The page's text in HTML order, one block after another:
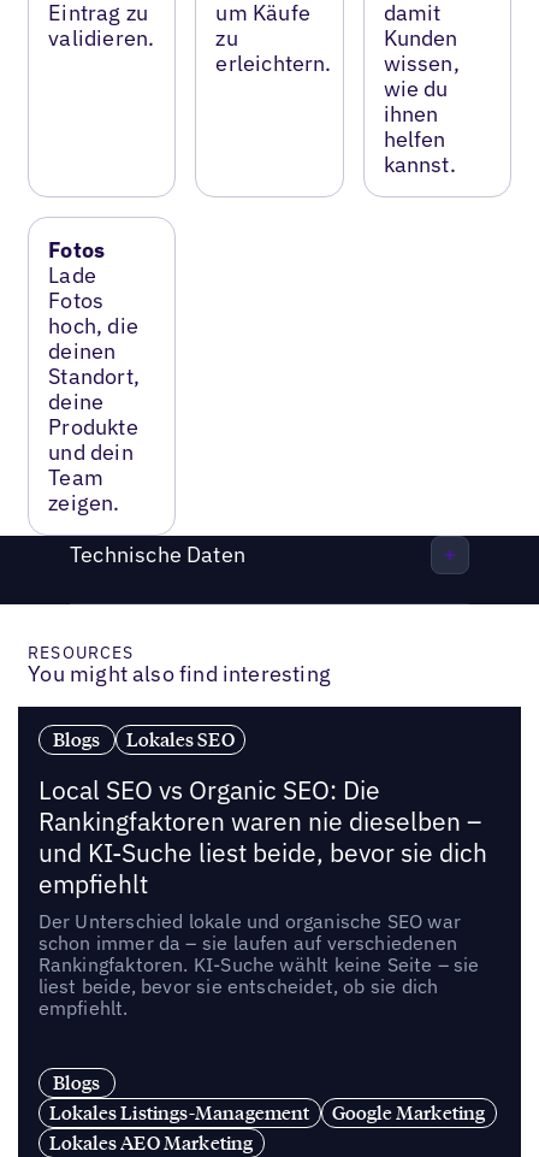
Eintrag zu
validieren.
um Käufe
zu
erleichtern.
damit
Kunden
wissen,
wie du
ihnen
helfen
kannst.
Fotos
Lade
Fotos
hoch, die
deinen
Standort,
deine
Produkte
und dein
Team
zeigen.
Technische Daten
RESOURCES
You might also find interesting
Blogs Lokales SEO
Local SEO vs Organic SEO: Die
Rankingfaktoren waren nie dieselben –
und KI-Suche liest beide, bevor sie dich
empfiehlt
Der Unterschied lokale und organische SEO war
schon immer da – sie laufen auf verschiedenen
Rankingfaktoren. KI-Suche wählt keine Seite – sie
liest beide, bevor sie entscheidet, ob sie dich
empfiehlt.
Blogs
Lokales Listings-Management
Google Marketing
Lokales AEO Marketing